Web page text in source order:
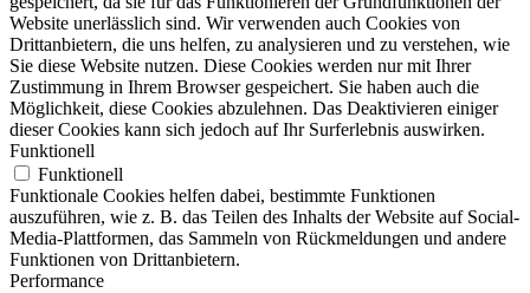
Website unerlässlich sind. Wir verwenden auch Cookies von
Drittanbietern, die uns helfen, zu analysieren und zu verstehen, wie
Sie diese Website nutzen. Diese Cookies werden nur mit Ihrer
Zustimmung in Ihrem Browser gespeichert. Sie haben auch die
Möglichkeit, diese Cookies abzulehnen. Das Deaktivieren einiger
dieser Cookies kann sich jedoch auf Ihr Surferlebnis auswirken.
Funktionell
Funktionell
Funktionale Cookies helfen dabei, bestimmte Funktionen
auszuführen, wie z. B. das Teilen des Inhalts der Website auf Social-
Media-Plattformen, das Sammeln von Rückmeldungen und andere
Funktionen von Drittanbietern.
Performance